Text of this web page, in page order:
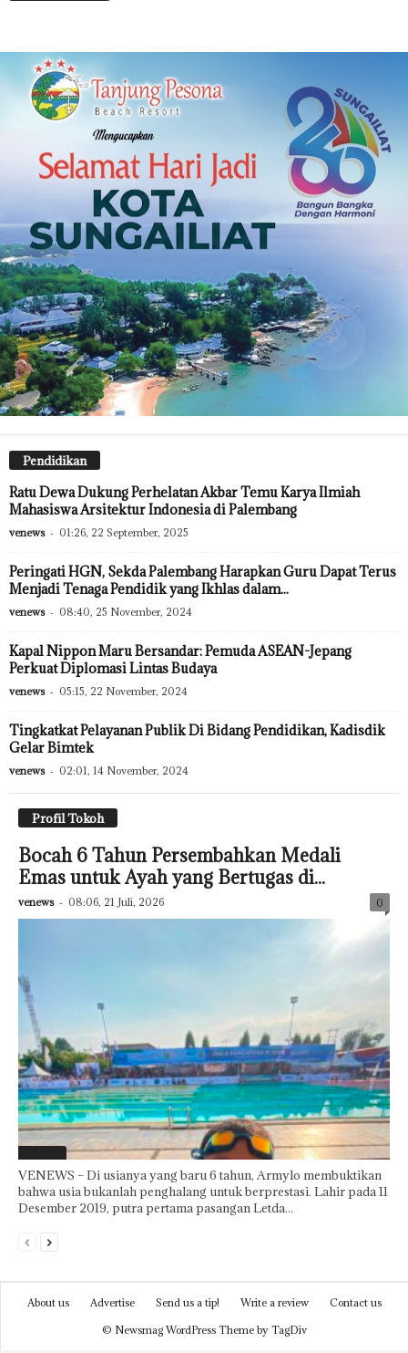
Pendidikan
Ratu Dewa Dukung Perhelatan Akbar Temu Karya Ilmiah
Mahasiswa Arsitektur Indonesia di Palembang
venews - 01:26, 22 September, 2025
Peringati HGN, Sekda Palembang Harapkan Guru Dapat Terus
Menjadi Tenaga Pendidik yang Ikhlas dalam...
venews - 08:40, 25 November, 2024
Kapal Nippon Maru Bersandar: Pemuda ASEAN-Jepang
Perkuat Diplomasi Lintas Budaya
venews - 05:15, 22 November, 2024
Tingkatkat Pelayanan Publik Di Bidang Pendidikan, Kadisdik
Gelar Bimtek
venews - 02:01, 14 November, 2024
Profil Tokoh
Bocah 6 Tahun Persembahkan Medali
Emas untuk Ayah yang Bertugas di...
venews - 08:06, 21 Juli, 2026 0
VENEWS – Di usianya yang baru 6 tahun, Armylo membuktikan
bahwa usia bukanlah penghalang untuk berprestasi. Lahir pada 11
Desember 2019, putra pertama pasangan Letda...
About us Advertise Send us a tip! Write a review
Contact us
© Newsmag WordPress Theme by TagDiv